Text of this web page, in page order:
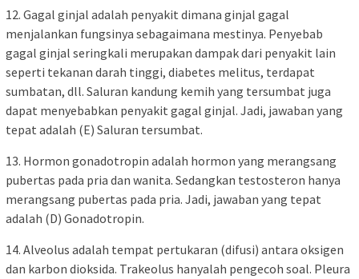
12. Gagal ginjal adalah penyakit dimana ginjal gagal
menjalankan fungsinya sebagaimana mestinya. Penyebab
gagal ginjal seringkali merupakan dampak dari penyakit lain
seperti tekanan darah tinggi, diabetes melitus, terdapat
sumbatan, dll. Saluran kandung kemih yang tersumbat juga
dapat menyebabkan penyakit gagal ginjal. Jadi, jawaban yang
tepat adalah (E) Saluran tersumbat.
13. Hormon gonadotropin adalah hormon yang merangsang
pubertas pada pria dan wanita. Sedangkan testosteron hanya
merangsang pubertas pada pria. Jadi, jawaban yang tepat
adalah (D) Gonadotropin.
14. Alveolus adalah tempat pertukaran (difusi) antara oksigen
dan karbon dioksida. Trakeolus hanyalah pengecoh soal. Pleura